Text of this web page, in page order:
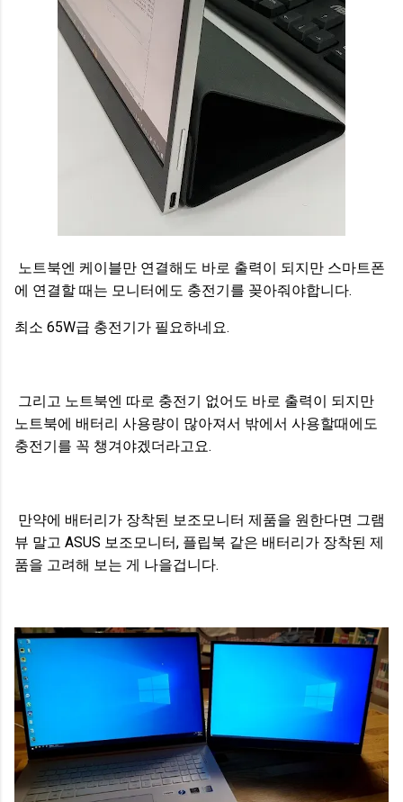
노트북엔 케이블만 연결해도 바로 출력이 되지만 스마트폰
에 연결할 때는 모니터에도 충전기를 꽂아줘야합니다.
최소 65W급 충전기가 필요하네요.
그리고 노트북엔 따로 충전기 없어도 바로 출력이 되지만
노트북에 배터리 사용량이 많아져서 밖에서 사용할때에도
충전기를 꼭 챙겨야겠더라고요.
만약에 배터리가 장착된 보조모니터 제품을 원한다면 그램
뷰 말고 ASUS 보조모니터, 플립북 같은 배터리가 장착된 제
품을 고려해 보는 게 나을겁니다.